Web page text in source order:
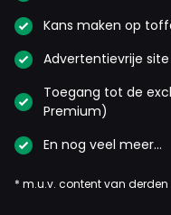
Kans maken op
Advertentievrije
Toegang tot de
Premium)
En nog veel meer…
* m.u.v. content van derden